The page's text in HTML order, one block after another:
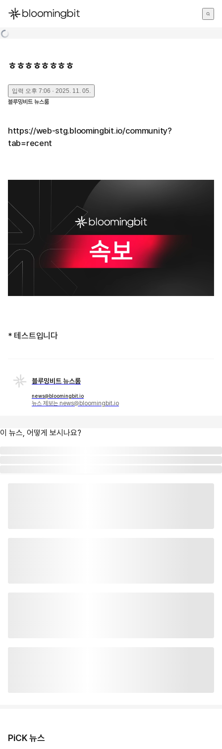
한국어
ㅎㅎㅎㅎㅎㅎㅎㅎ
입력 오후 7:06 · 2025. 11. 05.
블루밍비트 뉴스룸
https://web-stg.bloomingbit.io/community?
tab=recent
* 테스트입니다
블루밍비트 뉴스룸
news@bloomingbit.io
뉴스 제보는 news@bloomingbit.io
이 뉴스, 어떻게 보시나요?
PiCK 뉴스